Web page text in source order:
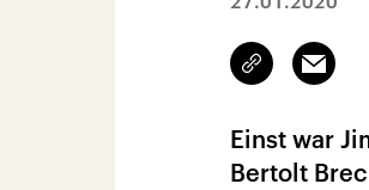
Link
kopieren/teilen
Email
Einst war
Bertolt